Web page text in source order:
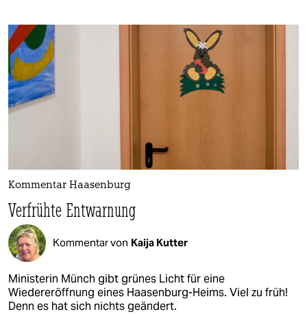
Kommentar Haasenburg
Verfrühte Entwarnung
Kommentar von Kaija Kutter
Ministerin Münch gibt grünes Licht für eine
Wiedereröffnung eines Haasenburg-Heims. Viel zu früh!
Denn es hat sich nichts geändert.